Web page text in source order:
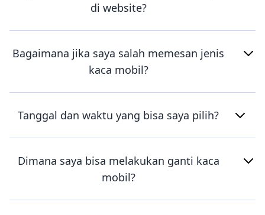
di website?
Bagaimana jika saya salah memesan jenis
kaca mobil?
Tanggal dan waktu yang bisa saya pilih?
Dimana saya bisa melakukan ganti kaca
mobil?